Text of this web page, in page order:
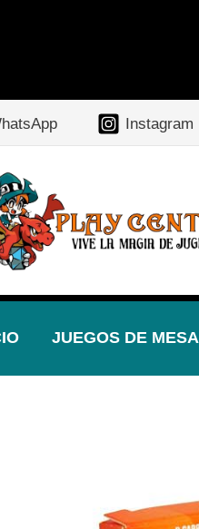
Instagram
JUEGOS DE MESA